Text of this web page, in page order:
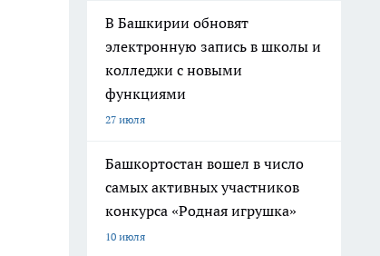
В Башкирии обновят
электронную запись в школы и
колледжи с новыми
функциями
27 июля
Башкортостан вошел в число
самых активных участников
конкурса «Родная игрушка»
10 июля